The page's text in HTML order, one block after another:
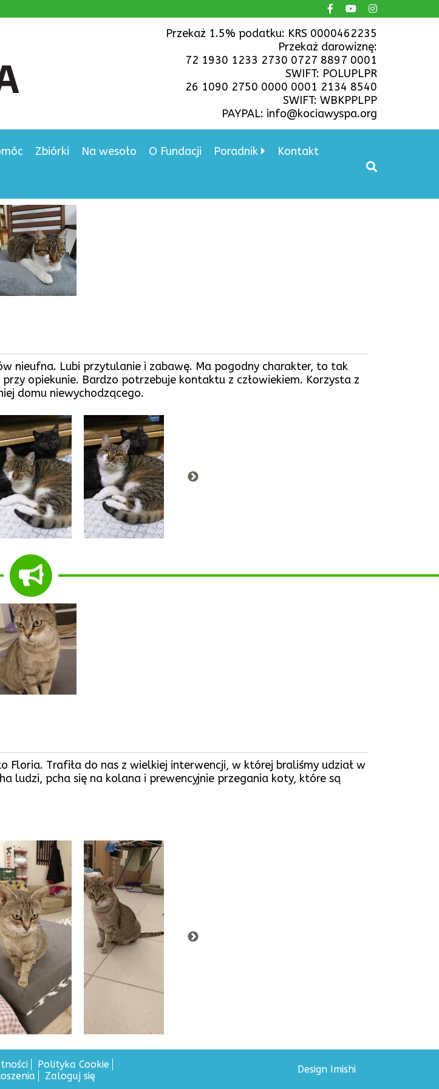
Przekaż 1.5% podatku: KRS 0000462235
Przekaż darowiznę:
72 1930 1233 2730 0727 8897 0001
SWIFT: POLUPLPR
26 1090 2750 0000 0001 2134 8540
SWIFT: WBKPPLPP
PAYPAL: info@kociawyspa.org
Zbiórki Na wesoło O Fundacji Poradnik Kontakt
nieufna. Lubi przytulanie i zabawę. Ma pogodny charakter, to tak
opiekunie. Bardzo potrzebuje kontaktu z człowiekiem. Korzysta z
domu niewychodzącego.
Trafiła do nas z wielkiej interwencji, w której braliśmy udział w
ludzi, pcha się na kolana i prewencyjnie przegania koty, które są
Polityka Cookie
Zaloguj się
Design Imishi